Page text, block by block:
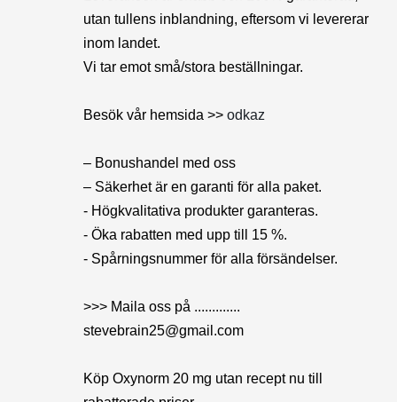
utan tullens inblandning, eftersom vi levererar
inom landet.
Vi tar emot små/stora beställningar.
Besök vår hemsida >> odkaz
– Bonushandel med oss
– Säkerhet är en garanti för alla paket.
- Högkvalitativa produkter garanteras.
- Öka rabatten med upp till 15 %.
- Spårningsnummer för alla försändelser.
>>> Maila oss på .............
stevebrain25@gmail.com
Köp Oxynorm 20 mg utan recept nu till